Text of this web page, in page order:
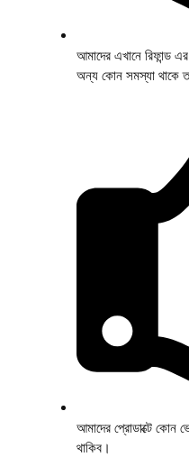
আমাদের এখানে রিফান্ড
অন্য কোন সমস্যা থাকে
আমাদের প্রোডাক্টে কোন
থাকিব।